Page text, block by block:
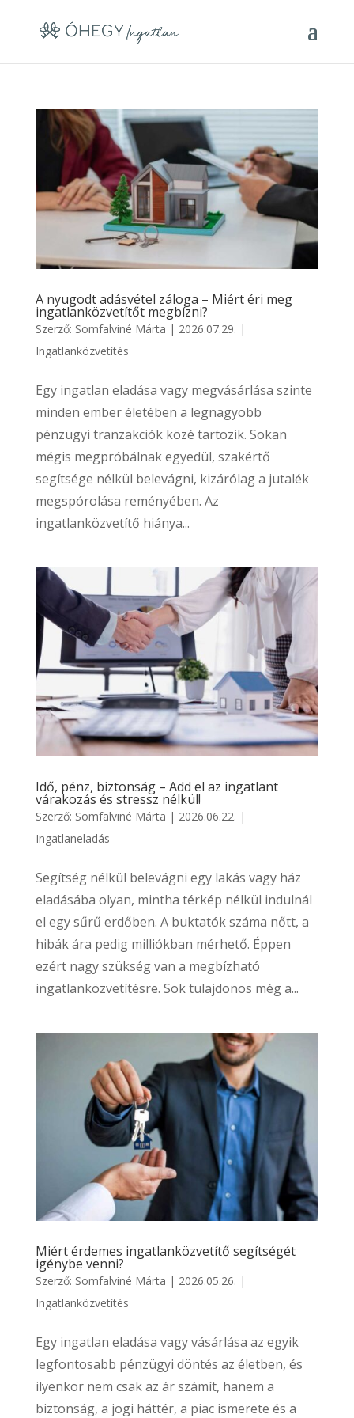
A nyugodt adásvétel záloga – Miért éri meg
ingatlanközvetítőt megbízni?
Szerző: Somfalviné Márta | 2026.07.29. |
Ingatlanközvetítés
Egy ingatlan eladása vagy megvásárlása szinte
minden ember életében a legnagyobb
pénzügyi tranzakciók közé tartozik. Sokan
mégis megpróbálnak egyedül, szakértő
segítsége nélkül belevágni, kizárólag a jutalék
megspórolása reményében. Az
ingatlanközvetítő hiánya...
Idő, pénz, biztonság – Add el az ingatlant
várakozás és stressz nélkül!
Szerző: Somfalviné Márta | 2026.06.22. |
Ingatlaneladás
Segítség nélkül belevágni egy lakás vagy ház
eladásába olyan, mintha térkép nélkül indulnál
el egy sűrű erdőben. A buktatók száma nőtt, a
hibák ára pedig milliókban mérhető. Éppen
ezért nagy szükség van a megbízható
ingatlanközvetítésre. Sok tulajdonos még a...
Miért érdemes ingatlanközvetítő segítségét
igénybe venni?
Szerző: Somfalviné Márta | 2026.05.26. |
Ingatlanközvetítés
Egy ingatlan eladása vagy vásárlása az egyik
legfontosabb pénzügyi döntés az életben, és
ilyenkor nem csak az ár számít, hanem a
biztonság, a jogi háttér, a piac ismerete és a